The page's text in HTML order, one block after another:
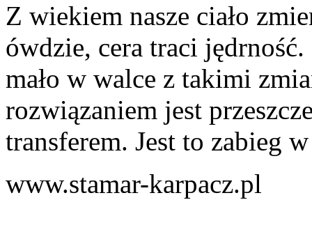
Z wiekiem nasze ciało
ówdzie, cera traci
mało w walce z takimi
rozwiązaniem jest
transferem. Jest to zabieg
www.stamar-karpacz.pl